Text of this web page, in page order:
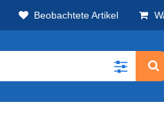
Beobachtete Artikel